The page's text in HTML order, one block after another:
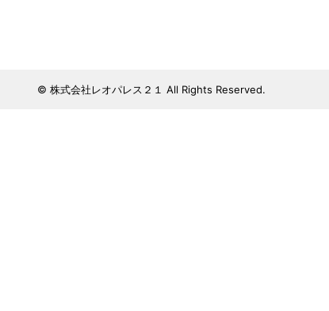
© 株式会社レオパレス２１ All Rights Reserved.